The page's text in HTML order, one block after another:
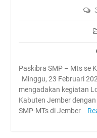
Paskibra SMP – Mts se
Minggu, 23 Februari
mengadakan kegiatan
Kabuten Jember
SMP-MTs di Jember